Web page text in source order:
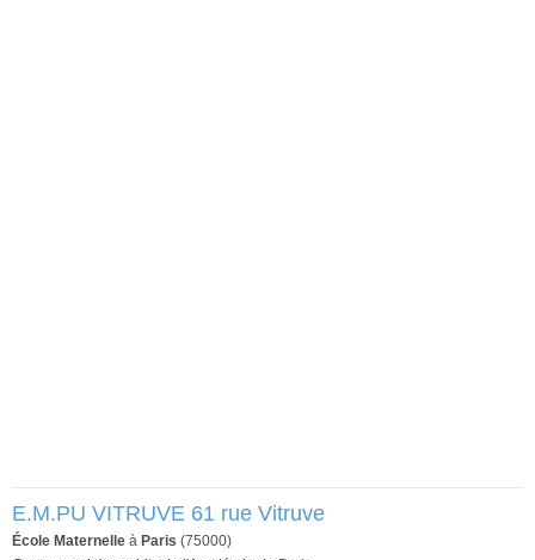
E.M.PU VITRUVE 61 rue Vitruve
École Maternelle à Paris (75000)